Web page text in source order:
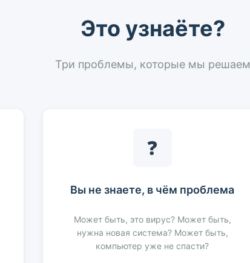
Это узнаёте?
Три проблемы, которые мы решаем
❓
Вы не знаете, в чём проблема
Может быть, это вирус? Может быть,
нужна новая система? Может быть,
компьютер уже не спасти?